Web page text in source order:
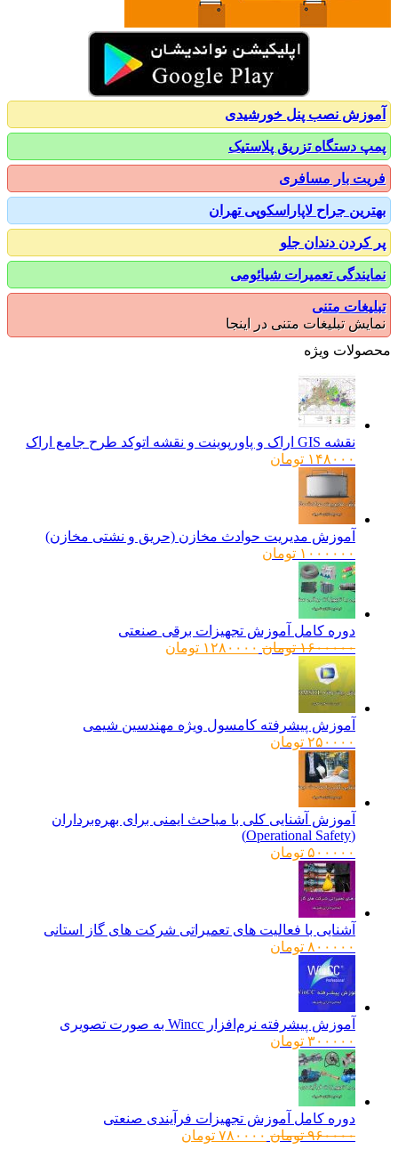
نصب پنل خورشیدی
دستگاه تزریق پلاستیک
بار مسافری
جراح لاپاراسکوپی تهران
دندان جلو
تعمیرات شیائومی
متنی
تبلیغات متنی در اینجا
ویژه
نقشه GIS اراک و پاورپوینت و نقشه اتوکد طرح جامع اراک
۱۴۸۰۰۰ تومان
آموزش مدیریت حوادث مخازن (حریق و نشتی مخازن)
۱۰۰۰۰۰۰ تومان
دوره کامل آموزش تجهیزات برقی صنعتی
۱۶۰۰۰۰۰ تومانقیمت
۱۲۸۰۰۰۰ تومانقیمت
آموزش پیشرفته کامسول ویژه مهندسین شیمی
۲۵۰۰۰۰ تومان
آموزش آشنایی کلی با مباحث ایمنی برای بهره‌برداران
۵۰۰۰۰۰ تومان
آشنایی با فعالیت های تعمیراتی شرکت های گاز استانی
۸۰۰۰۰۰ تومان
آموزش پیشرفته نرم‌افزار Wincc به صورت تصویری
۳۰۰۰۰۰ تومان
دوره کامل آموزش تجهیزات فرآیندی صنعتی
۹۶۰۰۰۰ تومانقیمت
۷۸۰۰۰۰ تومانقیمت